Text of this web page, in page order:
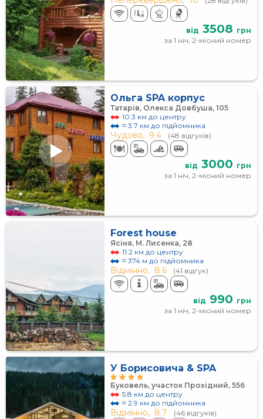
від 3508 грн
за 1 ніч, 2-місний номер
Ольга SPA корпус
Татарів, Олекса Довбуша, 105
10.3 км до центру
≈ 3.7 км до підйомника
Чудово, 9.4 (48 відгуків)
від 3000 грн
за 1 ніч, 2-місний номер
Forest house
Ясіня, М. Лисенка, 28
11.2 км до центру
≈ 374 м до підйомника
Відмінно, 8.6 (41 відгук)
від 990 грн
за 1 ніч, 2-місний номер
У Борисовича & SPA
Буковель, участок Прохідний, 556
5.8 км до центру
≈ 2.9 км до підйомника
Відмінно, 8.7 (46 відгуків)